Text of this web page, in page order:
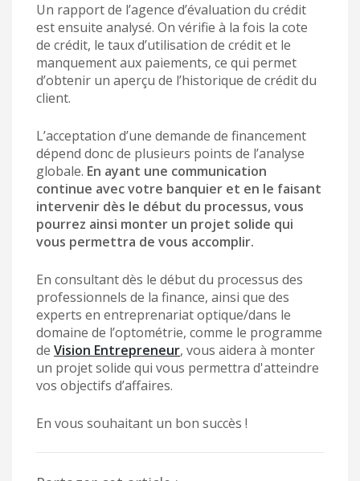
Un rapport de l’agence d’évaluation du crédit
est ensuite analysé. On vérifie à la fois la cote
de crédit, le taux d’utilisation de crédit et le
manquement aux paiements, ce qui permet
d’obtenir un aperçu de l’historique de crédit du
client.
L’acceptation d’une demande de financement
dépend donc de plusieurs points de l’analyse
globale. En ayant une communication
continue avec votre banquier et en le faisant
intervenir dès le début du processus, vous
pourrez ainsi monter un projet solide qui
vous permettra de vous accomplir.
En consultant dès le début du processus des
professionnels de la finance, ainsi que des
experts en entreprenariat optique/dans le
domaine de l’optométrie, comme le programme
de Vision Entrepreneur, vous aidera à monter
un projet solide qui vous permettra d'atteindre
vos objectifs d’affaires.
En vous souhaitant un bon succès !